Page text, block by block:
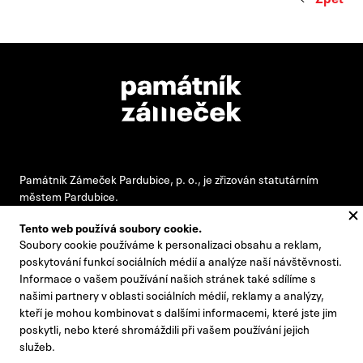
Památník Zámeček Pardubice, p. o., je zřizován statutárním
městem Pardubice.
#pamatnikzamecek
zamecek@zamecek-memorial.cz
+420 732 895 221
Kontakty
Tento web používá soubory cookie.
Soubory cookie používáme k personalizaci obsahu a reklam,
poskytování funkcí sociálních médií a analýze naší návštěvnosti.
Informace o vašem používání našich stránek také sdílíme s
našimi partnery v oblasti sociálních médií, reklamy a analýzy,
kteří je mohou kombinovat s dalšími informacemi, které jste jim
poskytli, nebo které shromáždili při vašem používání jejich
služeb.